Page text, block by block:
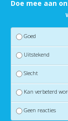
Doe mee aan
Goed
Uitstekend
Slecht
Kan verbeterd
Geen reacties